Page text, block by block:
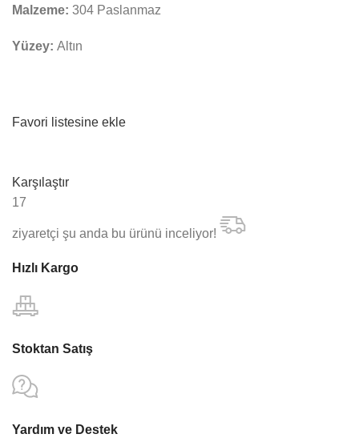
Malzeme: 304 Paslanmaz
Yüzey: Altın
Favori listesine ekle
Karşılaştır
17
ziyaretçi şu anda bu ürünü inceliyor!
Hızlı Kargo
Stoktan Satış
Yardım ve Destek